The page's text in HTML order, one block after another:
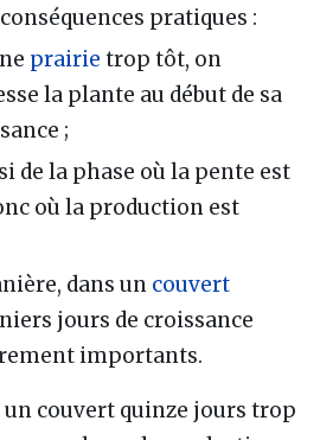
pratiques :
prairie trop tôt, on
la plante au début de sa
;
de la phase où la pente est
où la production est
dans un couvert
jours de croissance
importants.
couvert quinze jours trop